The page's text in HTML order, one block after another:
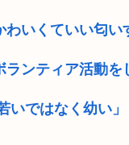
いくていい匂い
ランティア活動
いではなく幼い